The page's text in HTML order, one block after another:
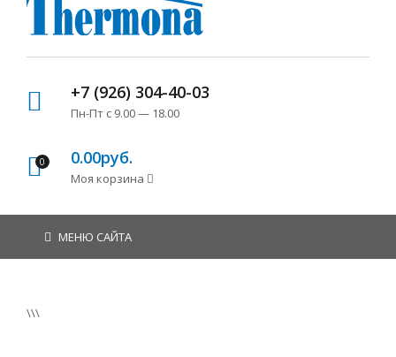
+7 (926) 304-40-03
Пн-Пт с 9.00 — 18.00
0 0.00руб.
Моя корзина
МЕНЮ САЙТА
\\\